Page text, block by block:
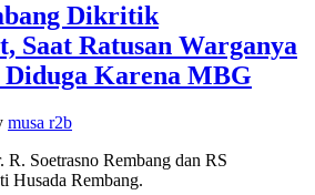
Dikritik
Saat Ratusan Warganya
Karena MBG
musa r2b